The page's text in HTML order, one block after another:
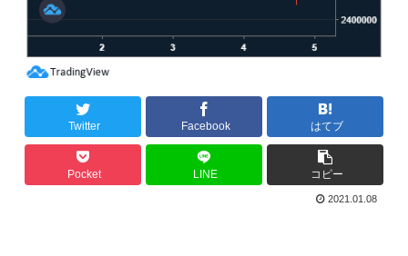
Twitter Facebook はてブ
Pocket LINE コピー
2021.01.08